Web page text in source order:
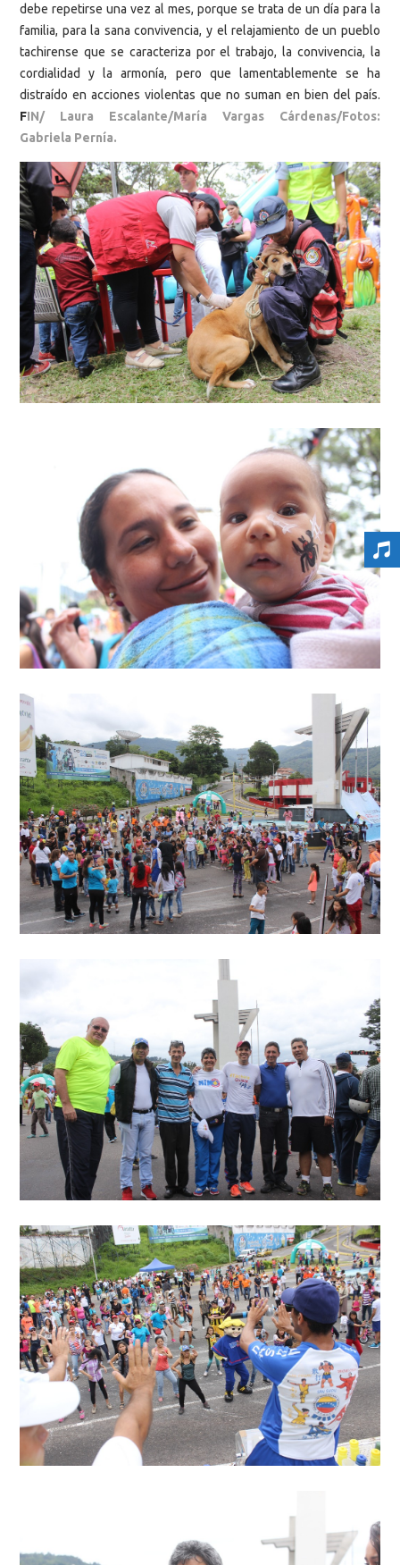
debe repetirse una vez al mes, porque se trata de un día para la
familia, para la sana convivencia, y el relajamiento de un pueblo
tachirense que se caracteriza por el trabajo, la convivencia, la
cordialidad y la armonía, pero que lamentablemente se ha
distraído en acciones violentas que no suman en bien del país.
FIN/ Laura Escalante/María Vargas Cárdenas/Fotos:
Gabriela Pernía.